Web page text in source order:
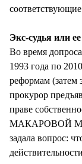
соответствующие
Экс-судья или
Во время
1993 года по
реформам (затем
прокурор
праве
МАКАРОВОЙ
задала вопрос: